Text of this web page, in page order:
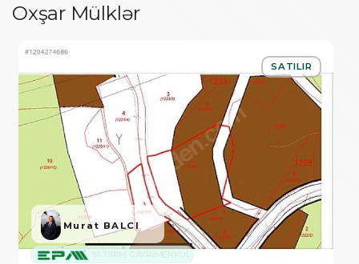
Oxşar Mülklər
SATILIR
Murat BALCI